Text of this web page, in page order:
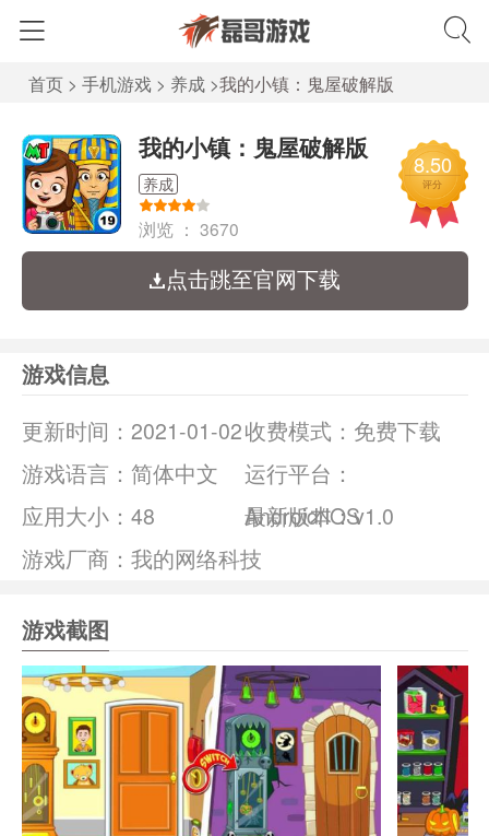
首页 > 手机游戏 > 养成 >我的小镇：鬼屋破解版
我的小镇：鬼屋破解版
养成
浏览 ： 3670
8.50
评分
点击跳至官网下载
游戏信息
更新时间： 2021-01-02收费模式： 免费下载
游戏语言： 简体中文
运行平台：
Android/IOS
应用大小： 48
最新版本：v1.0
游戏厂商：我的网络科技
游戏截图